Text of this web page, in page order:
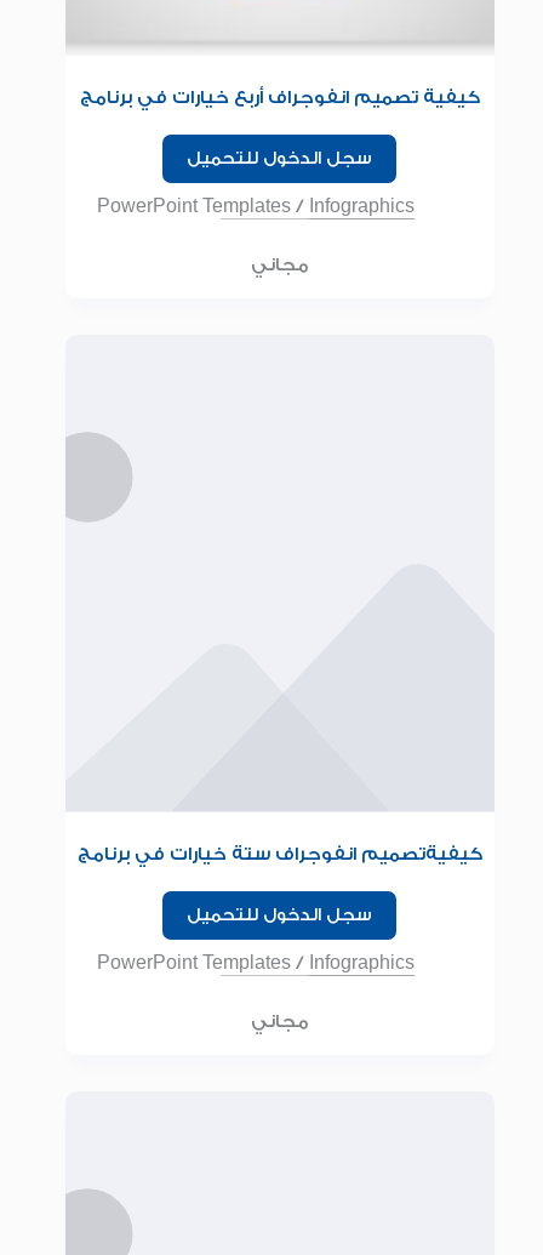
كيفية تصميم انفوجراف أربع خيارات في برنامج
سجل الدخول للتحميل
PowerPoint Templates/ Infographics
مجاني
كيفيةتصميم انفوجراف ستة خيارات في برنامج
سجل الدخول للتحميل
PowerPoint Templates/ Infographics
مجاني